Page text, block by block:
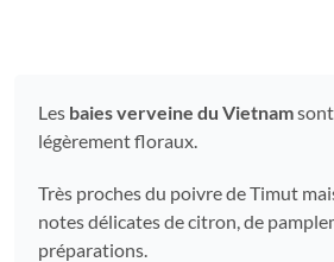
Les baies verveine du Vietnam
légèrement floraux.
Très proches du poivre de Timut
notes délicates de citron, de
préparations.